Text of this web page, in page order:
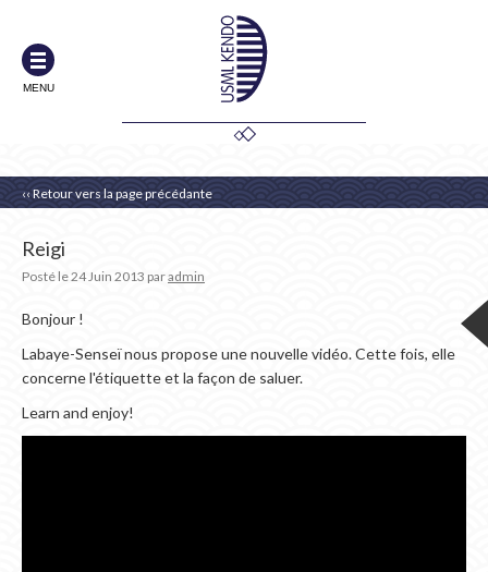
MENU
‹‹ Retour vers la page précédante
Reigi
Posté le24 Juin 2013 paradmin
Bonjour !
Labaye-Senseï nous propose une nouvelle vidéo. Cette fois, elle
concerne l'étiquette et la façon de saluer.
Learn and enjoy!